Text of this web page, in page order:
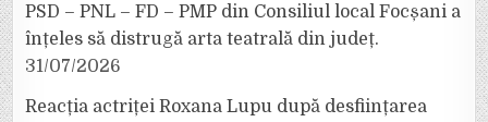
PSD – PNL – FD – PMP din Consiliul local Focșani a
înțeles să distrugă arta teatrală din județ.
31/07/2026
Reacția actriței Roxana Lupu după desființarea